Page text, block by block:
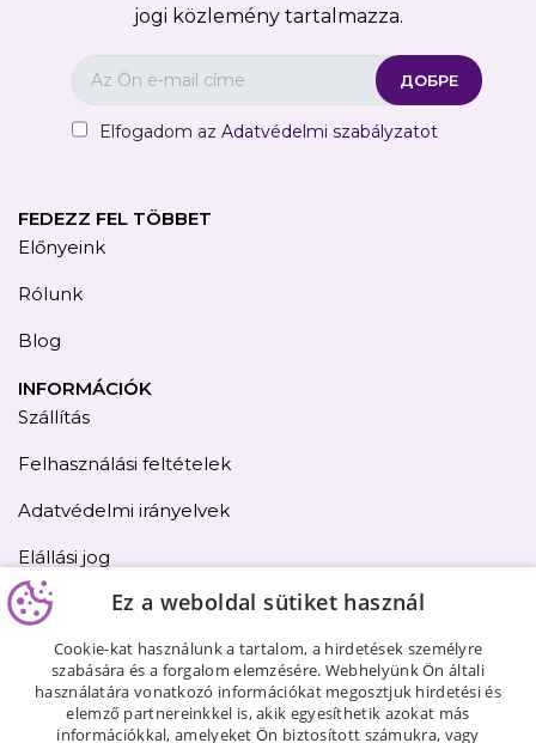
jogi közlemény tartalmazza.
Elfogadom az Adatvédelmi szabályzatot
FEDEZZ FEL TÖBBET
Előnyeink
Rólunk
Blog
INFORMÁCIÓK
Szállítás
Felhasználási feltételek
Adatvédelmi irányelvek
Elállási jog
Kapcsolat
Oldaltérkép
Ez a weboldal sütiket használ
Cookie-kat használunk a tartalom, a hirdetések személyre
szabására és a forgalom elemzésére. Webhelyünk Ön általi
használatára vonatkozó információkat megosztjuk hirdetési és
elemző partnereinkkel is, akik egyesíthetik azokat más
információkkal, amelyeket Ön biztosított számukra, vagy